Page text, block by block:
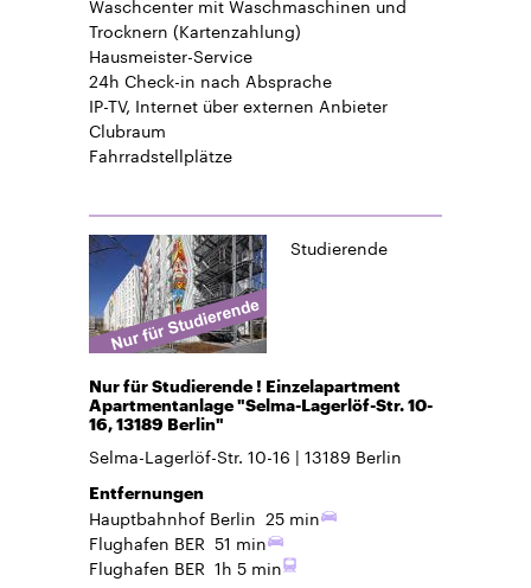
Trocknern (Kartenzahlung)
Hausmeister-Service
24h Check-in nach Absprache
IP-TV, Internet über externen Anbieter
Clubraum
Fahrradstellplätze
Studierende
Nur für Studierende ! Einzelapartment
Apartmentanlage "Selma-Lagerlöf-Str. 10-
16, 13189 Berlin"
Selma-Lagerlöf-Str. 10-16 13189 Berlin
Entfernungen
Hauptbahnhof Berlin 25 min
Flughafen BER 51 min
Flughafen BER 1h 5 min